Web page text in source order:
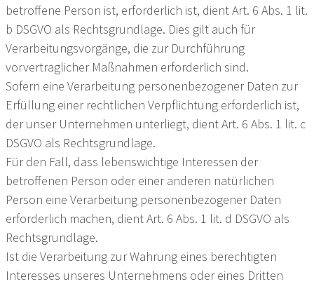
betroffene Person ist, erforderlich ist, dient Art. 6 Abs. 1 lit.
b DSGVO als Rechtsgrundlage. Dies gilt auch für
Verarbeitungsvorgänge, die zur Durchführung
vorvertraglicher Maßnahmen erforderlich sind.
Sofern eine Verarbeitung personenbezogener Daten zur
Erfüllung einer rechtlichen Verpflichtung erforderlich ist,
der unser Unternehmen unterliegt, dient Art. 6 Abs. 1 lit. c
DSGVO als Rechtsgrundlage.
Für den Fall, dass lebenswichtige Interessen der
betroffenen Person oder einer anderen natürlichen
Person eine Verarbeitung personenbezogener Daten
erforderlich machen, dient Art. 6 Abs. 1 lit. d DSGVO als
Rechtsgrundlage.
Ist die Verarbeitung zur Wahrung eines berechtigten
Interesses unseres Unternehmens oder eines Dritten